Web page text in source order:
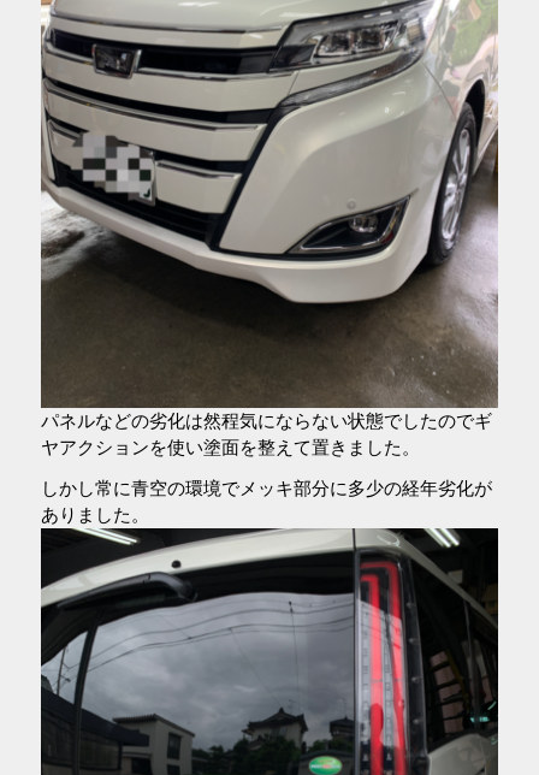
パネルなどの劣化は然程気にならない状態でしたのでギ
ヤアクションを使い塗面を整えて置きました。
しかし常に青空の環境でメッキ部分に多少の経年劣化が
ありました。